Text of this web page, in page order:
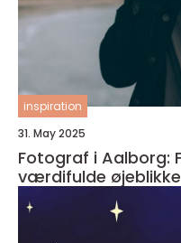
inspiration
31. May 2025
Fotograf i Aalborg:
værdifulde øjeblikke